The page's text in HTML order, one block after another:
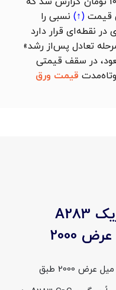
قیمت (↑) نسبی را
در نقطه‌ای قرار دارد
تعادل پس‌از رشد»
در سقف قیمتی
قیمت ورق
مشخصات فنی ورق فابریک A283
ورق فابریک A283 اکسین ضخامت 8 میل عرض 2000 طبق